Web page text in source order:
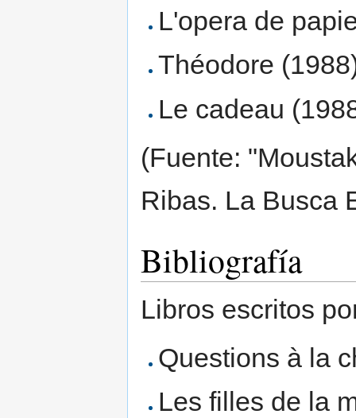
L'opera de
Théodore
Le cadeau
(Fuente:
Ribas. La Busca
Bibliografía
Libros escritos
Questions à la
Les filles de la